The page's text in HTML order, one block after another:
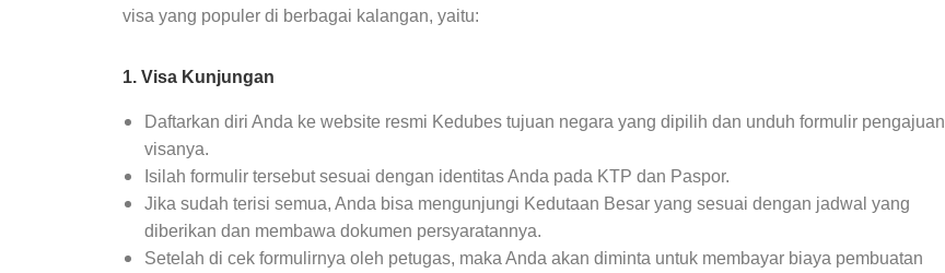
visa yang populer di berbagai kalangan, yaitu:
1. Visa Kunjungan
Daftarkan diri Anda ke website resmi Kedubes tujuan negara yang dipilih dan unduh formulir pengajuan
visanya.
Isilah formulir tersebut sesuai dengan identitas Anda pada KTP dan Paspor.
Jika sudah terisi semua, Anda bisa mengunjungi Kedutaan Besar yang sesuai dengan jadwal yang
diberikan dan membawa dokumen persyaratannya.
Setelah di cek formulirnya oleh petugas, maka Anda akan diminta untuk membayar biaya pembuatan